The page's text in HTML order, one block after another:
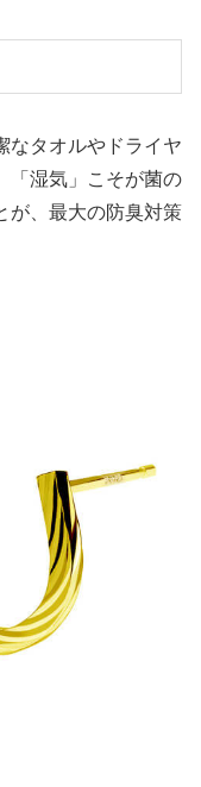
なタオルやドライヤ
「湿気」こそが菌の
が、最大の防臭対策